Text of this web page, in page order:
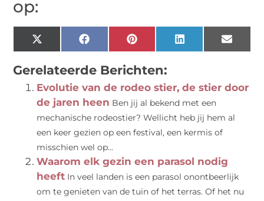
op:
X
(Twitter)
FacebookPinterestLinkedIn Email
Gerelateerde Berichten:
Evolutie van de rodeo stier, de stier door
de jaren heen Ben jij al bekend met een
mechanische rodeostier? Wellicht heb jij hem al
een keer gezien op een festival, een kermis of
misschien wel op...
Waarom elk gezin een parasol nodig
heeft In veel landen is een parasol onontbeerlijk
om te genieten van de tuin of het terras. Of het nu